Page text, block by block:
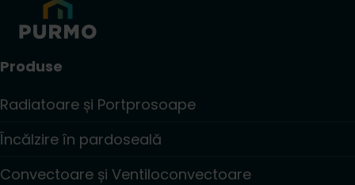
Produse
Radiatoare și Portprosoape
Încălzire în pardoseală
Convectoare și Ventiloconvectoare